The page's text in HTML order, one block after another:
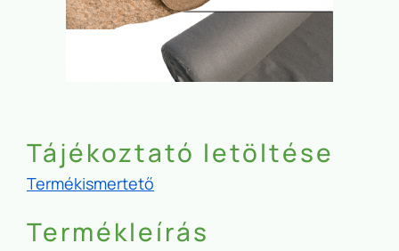
Tájékoztató letöltése
Termékismertető
Termékleírás